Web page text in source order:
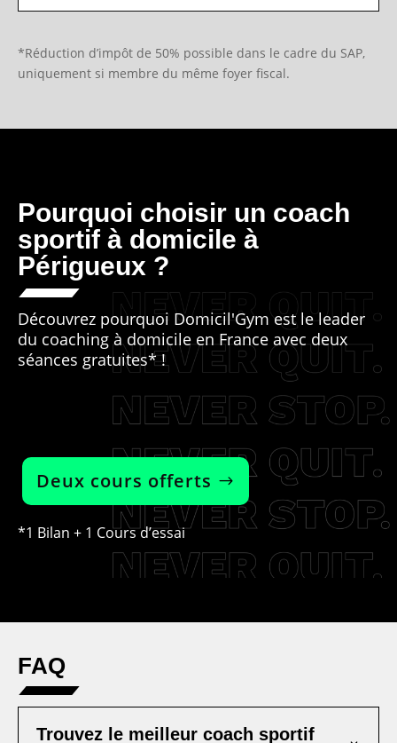
*Réduction d’impôt de 50% possible dans le cadre du SAP,
uniquement si membre du même foyer fiscal.
Pourquoi choisir un coach
sportif à domicile à
Périgueux ?
Découvrez pourquoi Domicil'Gym est le leader
du coaching à domicile en France avec deux
séances gratuites* !
Deux cours offerts
*1 Bilan + 1 Cours d’essai
FAQ
Trouvez le meilleur coach sportif